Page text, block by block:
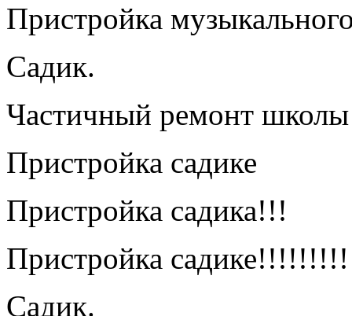
Пристройка
Садик.
Частичный ремонт школы
Пристройка садике
Пристройка садика!!!
Пристройка садике!!!!!!!!!
Садик.